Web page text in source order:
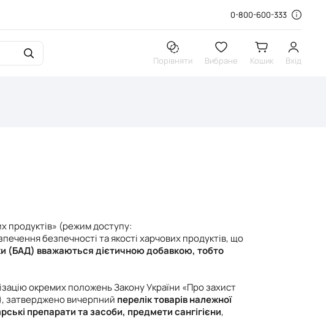
0-800-600-333
Порівняти Вибране Кошик Вхід
продуктів» (режим доступу:
безпечності та якості харчових продуктів, що
(БАД) вважаються дієтичною добавкою, тобто
окремих положень Закону України «Про захист
затверджено вичерпний перелік товарів належної
препарати та засоби, предмети сангігієни,